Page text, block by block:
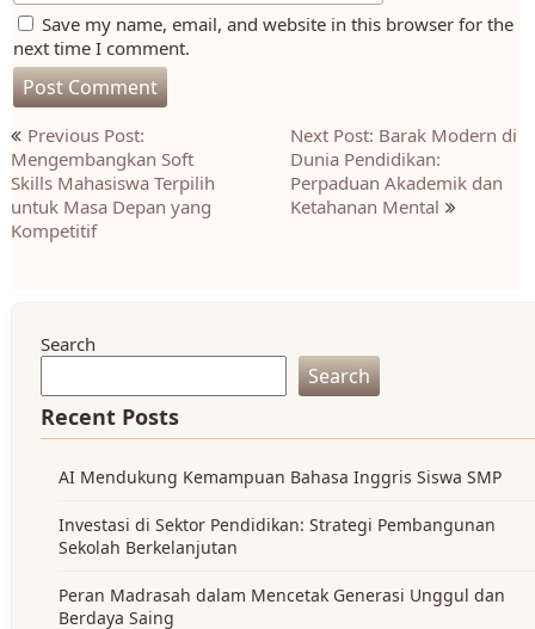
Save my name, email, and website in this browser for the
next time I comment.
Post
navigation
Previous Post:
Mengembangkan Soft
Skills Mahasiswa Terpilih
untuk Masa Depan yang
Kompetitif
Next Post: Barak Modern di
Dunia Pendidikan:
Perpaduan Akademik dan
Ketahanan Mental
Search
Search
Recent Posts
AI Mendukung Kemampuan Bahasa Inggris Siswa SMP
Investasi di Sektor Pendidikan: Strategi Pembangunan
Sekolah Berkelanjutan
Peran Madrasah dalam Mencetak Generasi Unggul dan
Berdaya Saing